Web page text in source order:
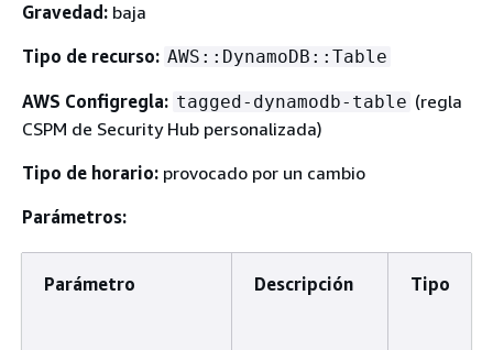
Gravedad: baja
Tipo de recurso: AWS::DynamoDB::Table
AWS Configregla: tagged-dynamodb-table (regla
CSPM de Security Hub personalizada)
Tipo de horario: provocado por un cambio
Parámetros:
Parámetro Descripción Tipo